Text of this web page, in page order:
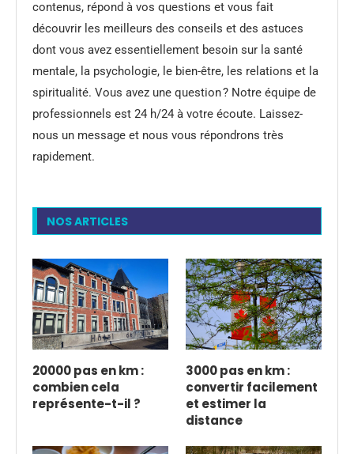
contenus, répond à vos questions et vous fait
découvrir les meilleurs des conseils et des astuces
dont vous avez essentiellement besoin sur la santé
mentale, la psychologie, le bien-être, les relations et la
spiritualité. Vous avez une question ? Notre équipe de
professionnels est 24 h/24 à votre écoute. Laissez-
nous un message et nous vous répondrons très
rapidement.
NOS ARTICLES
20000 pas en km :
combien cela
représente-t-il ?
3000 pas en km :
convertir facilement
et estimer la
distance